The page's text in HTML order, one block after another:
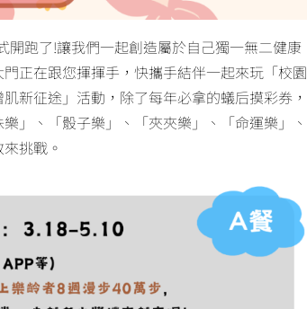
跑了!讓我們一起創造屬於自己獨一無二健康
正在跟您揮揮手，快攜手結伴一起來玩「校園
新征途」活動，除了每年必拿的蟻后摸彩券，
」、「骰子樂」、「夾夾樂」、「命運樂」、
挑戰。